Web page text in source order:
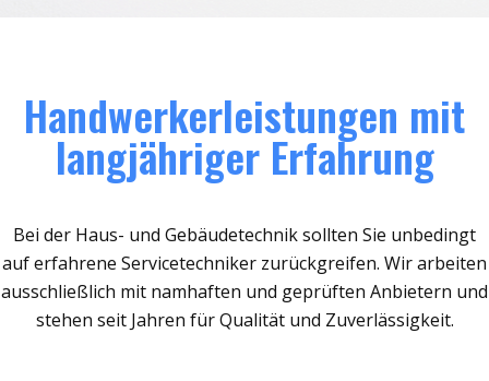
Handwerkerleistungen mit
langjähriger Erfahrung
Bei der Haus- und Gebäudetechnik sollten Sie unbedingt
auf erfahrene Servicetechniker zurückgreifen. Wir arbeiten
ausschließlich mit namhaften und geprüften Anbietern und
stehen seit Jahren für Qualität und Zuverlässigkeit.